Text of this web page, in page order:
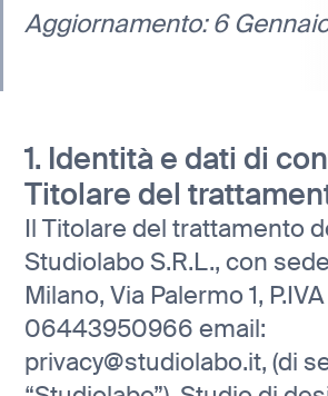
Aggiornamento: 6
1. Identità e dati di
Titolare del
Il Titolare del trattamento
Studiolabo S.R.L., con
Milano, Via Palermo 1, P.IVA
06443950966 email:
privacy@studiolabo.it, (di